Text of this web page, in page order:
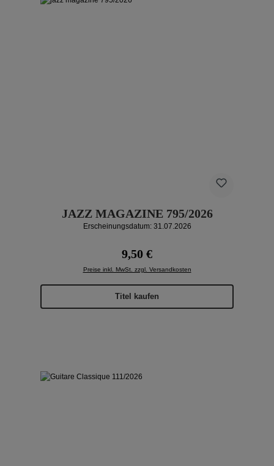
JAZZ MAGAZINE 795/2026
Erscheinungsdatum: 31.07.2026
Regulärer Preis:
9,50 €
Preise inkl. MwSt. zzgl. Versandkosten
Titel kaufen